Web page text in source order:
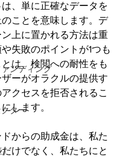
ンディング
ター
）
、単に正確なデータを
ことを意味します。デ
上に置かれる方法は重
失敗のポイントが1つも
は、検閲への耐性をも
ーがオラクルの提供す
クセスを拒否されるこ
します。
からの助成金は、私た
けでなく、私たちにと